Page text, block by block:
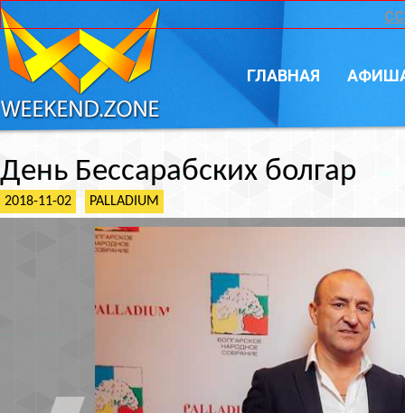
ГЛАВНАЯ
День Бессарабских болгар
2018-11-02 PALLADIUM